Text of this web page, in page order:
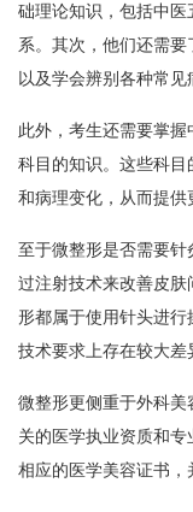
础理论知识，包括中
系。其次，他们还需要
以及学会辨别各种常见
此外，考生还需要掌
科目的知识。这些科
和病理变化，从而提供
至于微整形是否需要针
过注射技术来改善皮
形都属于使用针头进
技术要求上存在较大差
微整形更侧重于外科
关的医学执业资质和
相应的医学美容证书，